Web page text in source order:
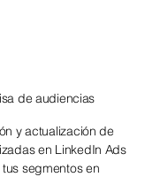
de audiencias
y actualización de
en LinkedIn Ads
segmentos en